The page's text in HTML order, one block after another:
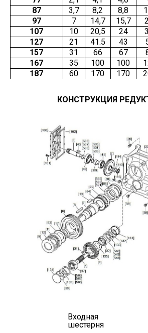
87
3,7 8,2 8,8
97
7 14,7 15,7
107
10 20,5 24
127
21 41.5 43
157
31 66 67
167
35 100 100
187
60 170 170
КОНСТРУКЦИЯ
Входная
шестерня